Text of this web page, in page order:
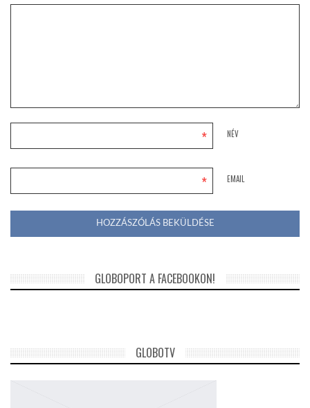
NÉV
*
EMAIL
*
GLOBOPORT A FACEBOOKON!
GLOBOTV